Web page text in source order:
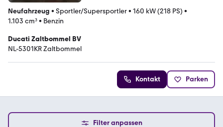
Neufahrzeug • Sportler/Supersportler• 160 kW (218 PS) •
1.103 cm³• Benzin
Ducati Zaltbommel BV
NL-5301KR Zaltbommel
Kontakt Parken
Filter anpassen